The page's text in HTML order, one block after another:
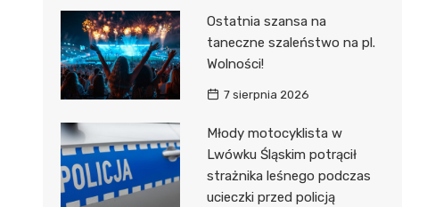
Ostatnia szansa na
taneczne szaleństwo na pl.
Wolności!
7 sierpnia 2026
Młody motocyklista w
Lwówku Śląskim potrącił
strażnika leśnego podczas
ucieczki przed policją